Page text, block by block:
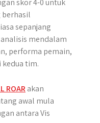
skor 4-0 untuk
berhasil
sepanjang
mendalam
performa pemain,
tim.
ROAR akan
awal mula
antara Vis